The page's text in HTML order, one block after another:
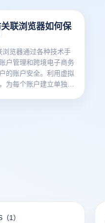
联浏览器如何保
览器通过各种技术手
户管理和跨境电子商务
的账户安全。利用虚拟
为每个账户建立单独的
（1）